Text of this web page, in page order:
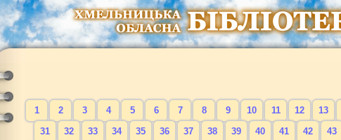
1 2 3 4 5 6 7 8 9 10 11 12 13
31
32 33 34 35 36 37 38 39 40 41 42 43